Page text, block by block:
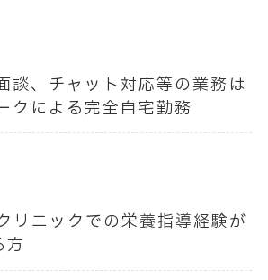
談、チャット対応等の業務は
クによる完全自宅勤務
リニックでの栄養指導経験が
方